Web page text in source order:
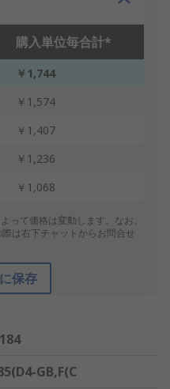
購入単位毎合計*
￥1,744
￥1,574
￥1,407
￥1,236
￥1,068
って価格は変動します。なお、
は右下チャットからお問合せ
保存
GB,F(C